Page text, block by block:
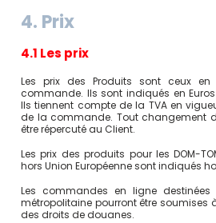
4. Prix
4.1 Les prix
Les prix des Produits sont ceux
commande. Ils sont indiqués en
Ils tiennent compte de la TVA en
de la commande. Tout changement
être répercuté au Client.
Les prix des produits pour les DOM-
hors Union Européenne sont indiqués
Les commandes en ligne destinées
métropolitaine pourront être soumises
des droits de douanes.